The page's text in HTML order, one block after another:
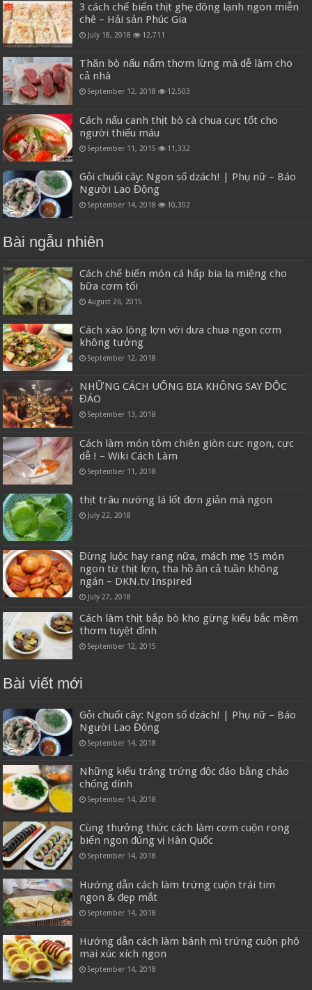
3 cách chế biến thịt ghẹ đông lạnh ngon miễn
chê – Hải sản Phúc Gia
July 18, 2018 12,711
Thăn bò nấu nấm thơm lừng mà dễ làm cho
cả nhà
September 12, 2018 12,503
Cách nấu canh thịt bò cà chua cực tốt cho
người thiếu máu
September 11, 2015 11,332
Gỏi chuối cây: Ngon số dzách! | Phụ nữ – Báo
Người Lao Động
September 14, 2018 10,302
Bài ngẫu nhiên
Cách chế biến món cá hấp bia lạ miệng cho
bữa cơm tối
August 26, 2015
Cách xào lòng lợn với dưa chua ngon cơm
không tưởng
September 12, 2018
NHỮNG CÁCH UỐNG BIA KHÔNG SAY ĐỘC
ĐÁO
September 13, 2018
Cách làm món tôm chiên giòn cực ngon, cực
dễ ! – Wiki Cách Làm
September 11, 2018
thịt trâu nướng lá lốt đơn giản mà ngon
July 22, 2018
Đừng luộc hay rang nữa, mách mẹ 15 món
ngon từ thịt lợn, tha hồ ăn cả tuần không
ngán – DKN.tv Inspired
July 27, 2018
Cách làm thịt bắp bò kho gừng kiểu bắc mềm
thơm tuyệt đỉnh
September 12, 2015
Bài viết mới
Gỏi chuối cây: Ngon số dzách! | Phụ nữ – Báo
Người Lao Động
September 14, 2018
Những kiểu tráng trứng độc đáo bằng chảo
chống dính
September 14, 2018
Cùng thưởng thức cách làm cơm cuộn rong
biển ngon đúng vị Hàn Quốc
September 14, 2018
Hướng dẫn cách làm trứng cuộn trái tim
ngon & đẹp mắt
September 14, 2018
Hướng dẫn cách làm bánh mì trứng cuộn phô
mai xúc xích ngon
September 14, 2018